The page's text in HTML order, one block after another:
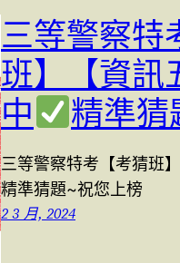
三等警察特
班】【資訊
中
精準猜
三等警察特考【考猜班
精準猜題~祝您上榜
2 3 月, 2024